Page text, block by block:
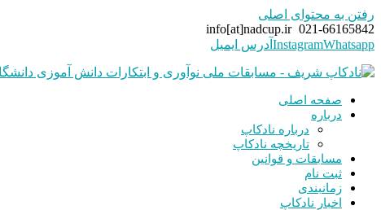
رفتن به محتوای اصلی
021-66165842
info[at]nadcup.ir
InstagramWhatsapp آدرس ایمیل
صفحه اصلی
درباره
درباره نادکاپ
تاریخچه نادکاپ
مسابقات و قوانین
ثبت نام
زمانبندی
اخبار نادکاپ